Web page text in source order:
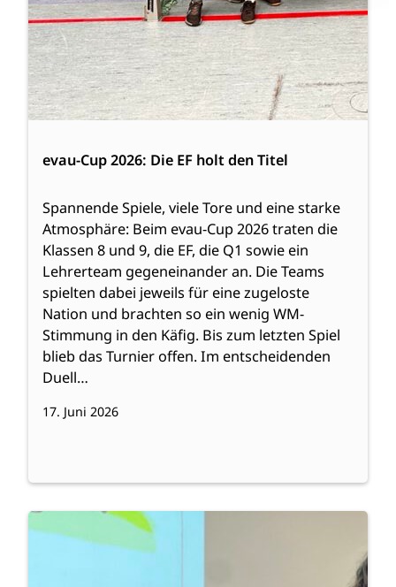
evau-Cup 2026: Die EF holt den Titel
Spannende Spiele, viele Tore und eine starke
Atmosphäre: Beim evau-Cup 2026 traten die
Klassen 8 und 9, die EF, die Q1 sowie ein
Lehrerteam gegeneinander an. Die Teams
spielten dabei jeweils für eine zugeloste
Nation und brachten so ein wenig WM-
Stimmung in den Käfig. Bis zum letzten Spiel
blieb das Turnier offen. Im entscheidenden
Duell…
17. Juni 2026
Weiterlesen:
Lesung